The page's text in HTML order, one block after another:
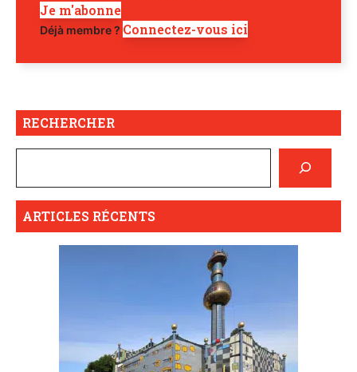
Je m'abonne
Déjà membre ? Connectez-vous ici
RECHERCHER
ARTICLES RÉCENTS